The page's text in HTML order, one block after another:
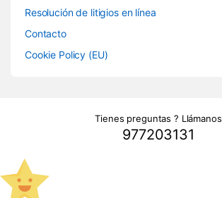
Resolución de litigios en línea
Contacto
Cookie Policy (EU)
Tienes preguntas ? Llámanos
977203131